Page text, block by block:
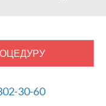
30-60